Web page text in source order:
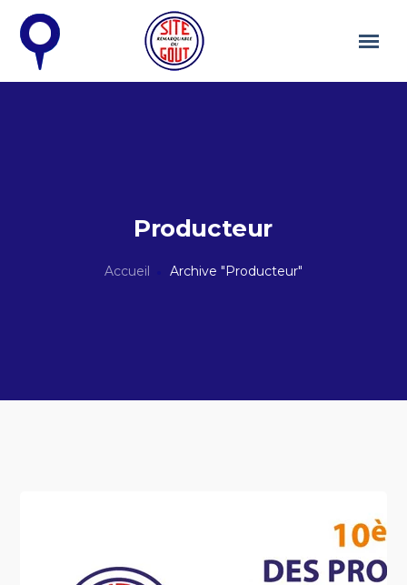
Producteur
Accueil Archive "Producteur"